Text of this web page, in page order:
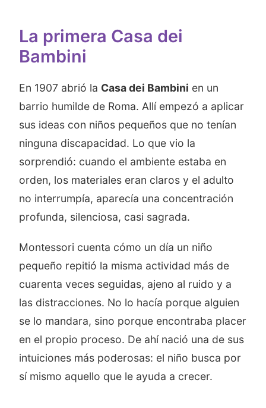
La primera Casa dei
Bambini
En 1907 abrió la Casa dei Bambini en un
barrio humilde de Roma. Allí empezó a aplicar
sus ideas con niños pequeños que no tenían
ninguna discapacidad. Lo que vio la
sorprendió: cuando el ambiente estaba en
orden, los materiales eran claros y el adulto
no interrumpía, aparecía una concentración
profunda, silenciosa, casi sagrada.
Montessori cuenta cómo un día un niño
pequeño repitió la misma actividad más de
cuarenta veces seguidas, ajeno al ruido y a
las distracciones. No lo hacía porque alguien
se lo mandara, sino porque encontraba placer
en el propio proceso. De ahí nació una de sus
intuiciones más poderosas: el niño busca por
sí mismo aquello que le ayuda a crecer.